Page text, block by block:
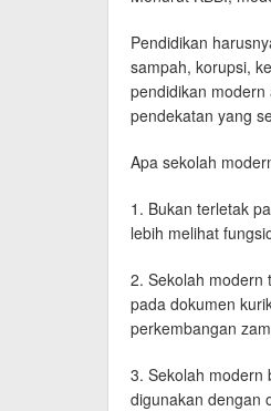
Pendidikan
sampah, korupsi,
pendidikan
pendekatan yang
Apa sekolah
1. Bukan terletak
lebih melihat
2. Sekolah modern
pada dokumen
perkembangan
3. Sekolah modern
digunakan dengan